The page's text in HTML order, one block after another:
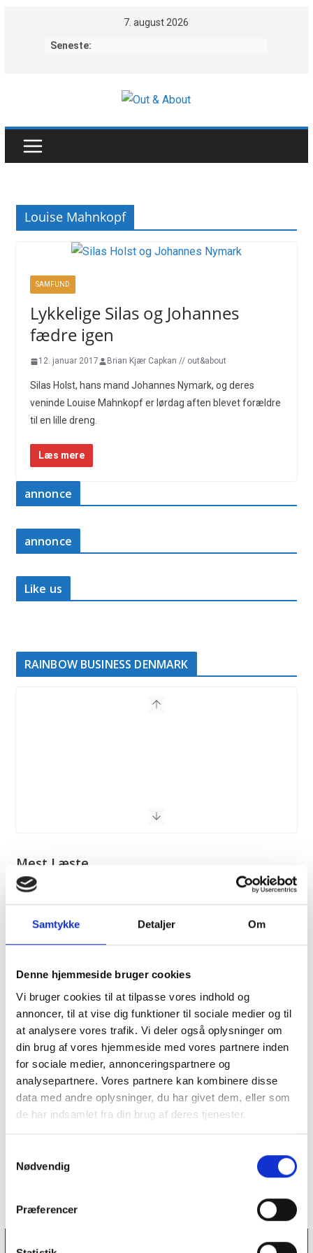
Samtykke Detaljer Om
Denne hjemmeside bruger cookies
Vi bruger cookies til at tilpasse vores indhold og
annoncer, til at vise dig funktioner til sociale medier og til
at analysere vores trafik. Vi deler også oplysninger om
din brug af vores hjemmeside med vores partnere inden
for sociale medier, annonceringspartnere og
analysepartnere. Vores partnere kan kombinere disse
data med andre oplysninger, du har givet dem, eller som
de har indsamlet fra din brug af deres tjenester.
Nødvendig
Præferencer
7. august 2026
Seneste:
Louise Mahnkopf
SAMFUND
Lykkelige Silas og Johannes
fædre igen
12. januar 2017 Brian Kjær Capkan // out&about
Silas Holst, hans mand Johannes Nymark, og deres
veninde Louise Mahnkopf er lørdag aften blevet forældre
til en lille dreng.
Læs mere
annonce
annonce
Like us
RAINBOW BUSINESS DENMARK
Mest Læste